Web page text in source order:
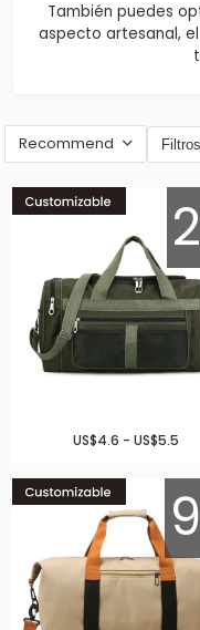
También puedes
aspecto artesanal,
Recommend
US$4.6 - US$5.5